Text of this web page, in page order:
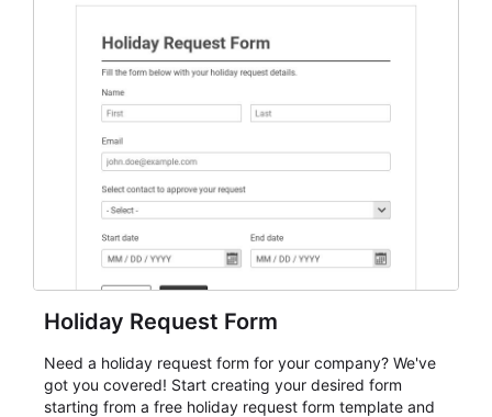
student enrollment, volunteer registration, business
event intake, and membership participation. It helps
keep responses standardized so organizers can
evaluate submissions, manage next steps, and maintain
cleaner registration records over time.
Holiday Request Form
Need a holiday request form for your company? We've
got you covered! Start creating your desired form
starting from a free holiday request form template and